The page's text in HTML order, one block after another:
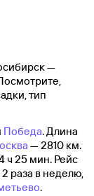
—
тип
Победа. Длина
— 2810 км.
ч 25 мин. Рейс
раза в неделю,
.